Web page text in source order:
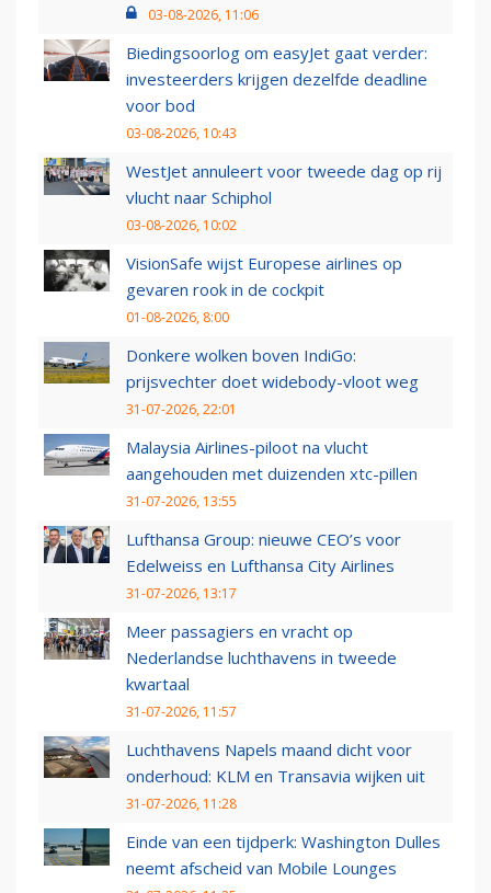
03-08-2026, 11:06
Biedingsoorlog om easyJet gaat verder:
investeerders krijgen dezelfde deadline
voor bod
03-08-2026, 10:43
WestJet annuleert voor tweede dag op rij
vlucht naar Schiphol
03-08-2026, 10:02
VisionSafe wijst Europese airlines op
gevaren rook in de cockpit
01-08-2026, 8:00
Donkere wolken boven IndiGo:
prijsvechter doet widebody-vloot weg
31-07-2026, 22:01
Malaysia Airlines-piloot na vlucht
aangehouden met duizenden xtc-pillen
31-07-2026, 13:55
Lufthansa Group: nieuwe CEO’s voor
Edelweiss en Lufthansa City Airlines
31-07-2026, 13:17
Meer passagiers en vracht op
Nederlandse luchthavens in tweede
kwartaal
31-07-2026, 11:57
Luchthavens Napels maand dicht voor
onderhoud: KLM en Transavia wijken uit
31-07-2026, 11:28
Einde van een tijdperk: Washington Dulles
neemt afscheid van Mobile Lounges